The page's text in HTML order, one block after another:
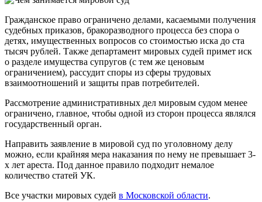
Гражданское право ограничено делами, касаемыми получения
судебных приказов, бракоразводного процесса без спора о
детях, имущественных вопросов со стоимостью иска до ста
тысяч рублей. Также департамент мировых судей примет иск
о разделе имущества супругов (с тем же ценовым
ограничением), рассудит споры из сферы трудовых
взаимоотношений и защиты прав потребителей.
Рассмотрение административных дел мировым судом менее
ограничено, главное, чтобы одной из сторон процесса являлся
государственный орган.
Направить заявление в мировой суд по уголовному делу
можно, если крайняя мера наказания по нему не превышает 3-
х лет ареста. Под данное правило подходит немалое
количество статей УК.
Все участки мировых судей в Московской области.